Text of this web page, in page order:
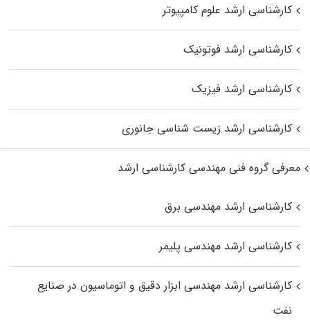
کارشناسی ارشد علوم کامپیوتر
کارشناسی ارشد فوتونیک
کارشناسی ارشد فیزیک
کارشناسی ارشد زیست‌ شناسی جانوری
معرفی گروه فنی مهندسی کارشناسی ارشد
کارشناسی ارشد مهندسی برق
کارشناسی ارشد مهندسی پلیمر
کارشناسی ارشد مهندسی ابزار دقیق و اتوماسیون در صنایع
نفت